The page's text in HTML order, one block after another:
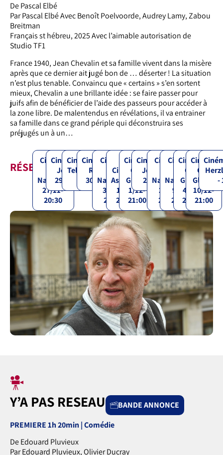
De Pascal Elbé
Par Pascal Elbé Avec Benoît Poelvoorde, Audrey Lamy, Zabou
Breitman
Français st hébreu, 2025 Avec l’aimable autorisation de
Studio TF1
France 1940, Jean Chevalin et sa famille vivent dans la misère
après que ce dernier ait jugé bon de … déserter ! La situation
n’est plus tenable. Convaincu que « certains » s’en sortent
mieux, Chevalin a une brillante idée : se faire passer pour
juifs afin de bénéficier de l’aide des passeurs pour accéder à
la zone libre. De malentendus en révélations, il va entrainer
sa famille dans ce grand périple qui déconstruira ses
préjugés un à un…
RÉSERVATIONS
Cinema
City
Natanya,
27/11-
20:30
Cinémathèque
Jerusalem,
29/11 - 20:45
Cinémathèque
Tel-Aviv, 29/11
- 21:00
Cinémathèque
Rosh Pina,
30/11 - 20:00
Cinema
City
Natanya,
30/11-
20:30
Hot
Cinéma
Ashdod,
1/12-
20:30
Cinema
City
Glilot,
1/12-
21:00
Cinémathèque
Jerusalem,
2/12- 18:00
Cinema
Natanya,
2/12-
20:30
Cinema
City
Natanya,
9/12-
20:30
Cinéma
City
Glilot,
4/12-
21:00
Cinéma
City
Glilot,
10/12-
21:00
-
Y’A PAS RESEAU
BANDE ANNONCE
PREMIERE 1h 20min | Comédie
De Edouard Pluvieux
Par Edouard Pluvieux, Olivier Ducray